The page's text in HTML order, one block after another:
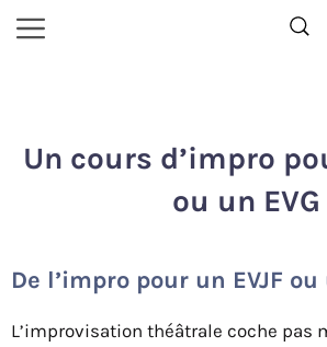
Aller
au
Menu
Un cours d’impro
ou un EVG
De l’impro pour un EVJF ou
L’improvisation théâtrale coche pas